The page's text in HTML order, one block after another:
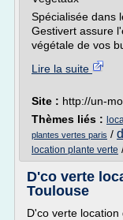
Spécialisée dans
Gestivert assure
végétale de vos
Lire la suite
Site : http://un-
Thèmes liés :
plantes vertes paris /
location plante verte
D'co verte
Toulouse
D'co verte